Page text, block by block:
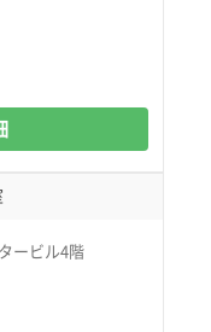
ービル4階